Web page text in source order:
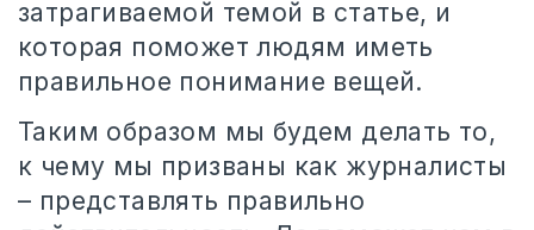
затрагиваемой темой в статье, и
которая поможет людям иметь
правильное понимание вещей.
Таким образом мы будем делать то,
к чему мы призваны как журналисты
– представлять правильно